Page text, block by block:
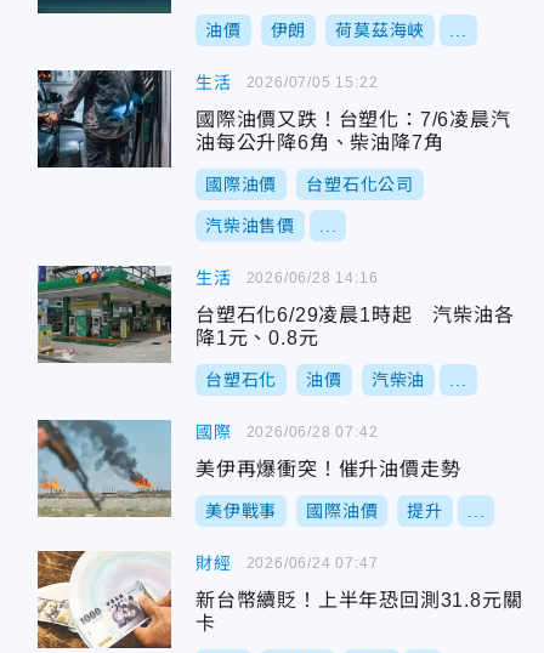
油價 伊朗 荷莫茲海峽
生活
國際油價又跌！台塑化：7/6凌晨汽
油每公升降6角、柴油降7角
國際油價 台塑石化公司
汽柴油售價
2026/07/05 15:22
生活
台塑石化6/29凌晨1時起 汽柴油各
降1元、0.8元
台塑石化 油價 汽柴油
2026/06/28 14:16
國際
美伊再爆衝突！催升油價走勢
美伊戰事 國際油價 提升
2026/06/28 07:42
財經
新台幣續貶！上半年恐回測31.8元關
卡
2026/06/24 07:47